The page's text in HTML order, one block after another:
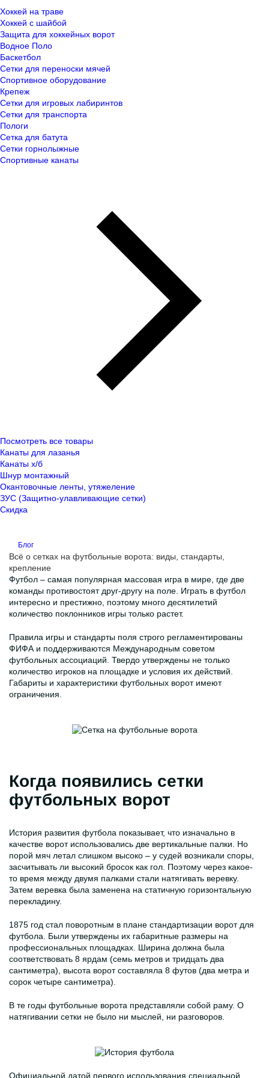
Хоккей на траве
Хоккей с шайбой
Защита для хоккейных ворот
Водное Поло
Баскетбол
Сетки для переноски мячей
Спортивное оборудование
Крепеж
Сетки для игровых лабиринтов
Сетки для транспорта
Пологи
Сетка для батута
Сетки горнолыжные
Спортивные канаты
Посмотреть все товары
Канаты для лазанья
Канаты х/б
Шнур монтажный
Окантовочные ленты, утяжеление
ЗУС (Защитно-улавливающие сетки)
Скидка
Блог
Всё о сетках на футбольные ворота: виды, стандарты,
крепление
Футбол – самая популярная массовая игра в мире, где две
команды противостоят друг-другу на поле. Играть в футбол
интересно и престижно, поэтому много десятилетий
количество поклонников игры только растет.
Правила игры и стандарты поля строго регламентированы
ФИФА и поддерживаются Международным советом
футбольных ассоциаций. Твердо утверждены не только
количество игроков на площадке и условия их действий.
Габариты и характеристики футбольных ворот имеют
ограничения.
Когда появились сетки
футбольных ворот
История развития футбола показывает, что изначально в
качестве ворот использовались две вертикальные палки. Но
порой мяч летал слишком высоко – у судей возникали споры,
засчитывать ли высокий бросок как гол. Поэтому через какое-
то время между двумя палками стали натягивать веревку.
Затем веревка была заменена на статичную горизонтальную
перекладину.
1875 год стал поворотным в плане стандартизации ворот для
футбола. Были утверждены их габаритные размеры на
профессиональных площадках. Ширина должна была
соответствовать 8 ярдам (семь метров и тридцать два
сантиметра), высота ворот составляла 8 футов (два метра и
сорок четыре сантиметра).
В те годы футбольные ворота представляли собой раму. О
натягивании сетки не было ни мыслей, ни разговоров.
Официальной датой первого использования специальной